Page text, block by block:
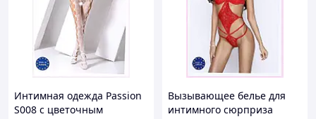
Интимная одежда Passion
S008 с цветочным
Вызывающее белье для
интимного сюрприза